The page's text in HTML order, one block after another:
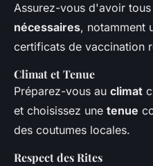
Assurez-vous d'avoir tous
nécessaires, notamment
certificats de vaccination
Climat et Tenue
Préparez-vous au climat
et choisissez une tenue
des coutumes locales.
Respect des Rites